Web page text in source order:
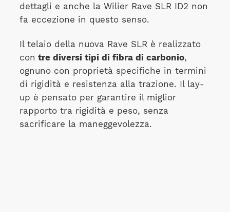
dettagli e anche la Wilier Rave SLR ID2 non
fa eccezione in questo senso.
Il telaio della nuova Rave SLR è realizzato
con tre diversi tipi di fibra di carbonio,
ognuno con proprietà specifiche in termini
di rigidità e resistenza alla trazione. Il lay-
up è pensato per garantire il miglior
rapporto tra rigidità e peso, senza
sacrificare la maneggevolezza.